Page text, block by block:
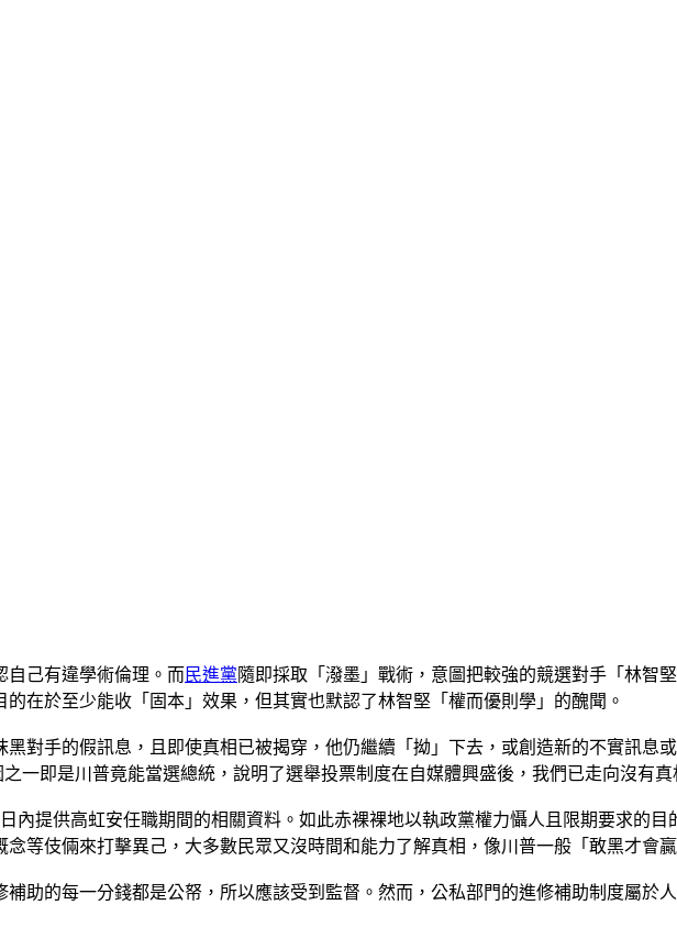
自己有違學術倫理。而 民進黨隨即採取「潑墨」戰術，意圖把較強的競選對手「林智
在於至少能收「固本」效果，但其實也默認了林智堅「權而優則學」的醜聞。
對手的假訊息，且即使真相已被揭穿，他仍繼續「拗」下去，或創造新的不實訊息
一即是川普竟能當選總統，說明了選舉投票制度在自媒體興盛後，我們已走向沒有
內提供高虹安任職期間的相關資料。如此赤裸裸地以執政黨權力懾人且限期要求的目
等伎倆來打擊異己，大多數民眾又沒時間和能力了解真相，像川普一般「敢黑才會
助的每一分錢都是公帑，所以應該受到監督。然而，公私部門的進修補助制度屬於